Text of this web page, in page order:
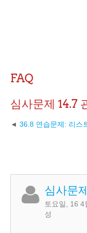
FAQ
심사문제 14.7
36.8 연습문제: 리스
심사문
토요일, 16
성